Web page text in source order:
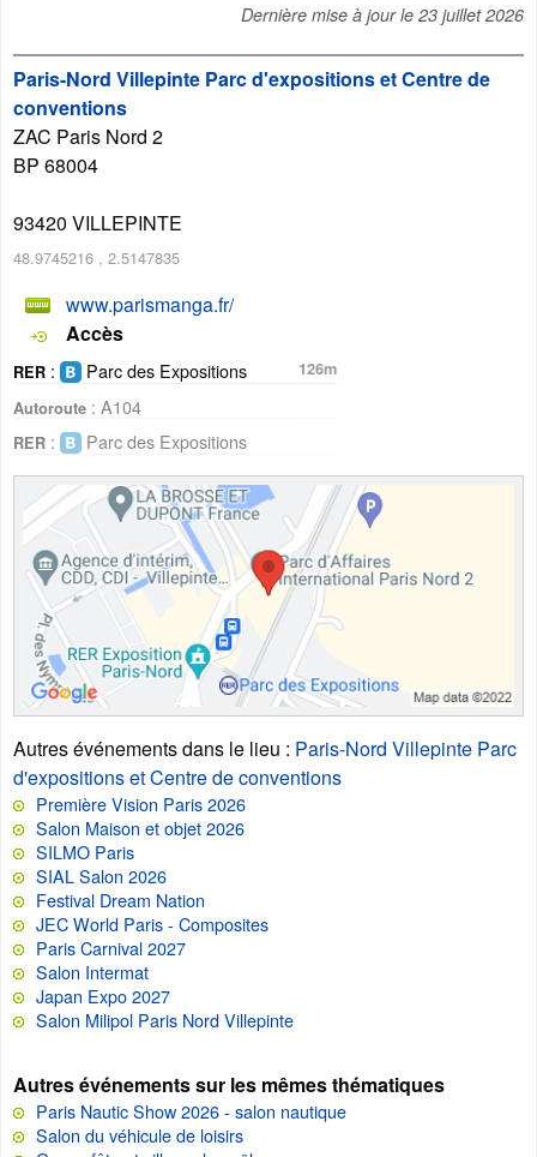
Dernière mise à jour le 23 juillet 2026
Paris-Nord Villepinte Parc d'expositions et Centre de
conventions
ZAC Paris Nord 2
BP 68004
93420 VILLEPINTE
48.9745216 , 2.5147835
www.parismanga.fr/
Accès
RER : Parc des Expositions
126m
Autoroute : A104
RER : Parc des Expositions
Autres événements dans le lieu : Paris-Nord Villepinte Parc
d'expositions et Centre de conventions
Première Vision Paris 2026
Salon Maison et objet 2026
SILMO Paris
SIAL Salon 2026
Festival Dream Nation
JEC World Paris - Composites
Paris Carnival 2027
Salon Intermat
Japan Expo 2027
Salon Milipol Paris Nord Villepinte
Autres événements sur les mêmes thématiques
Paris Nautic Show 2026 - salon nautique
Salon du véhicule de loisirs